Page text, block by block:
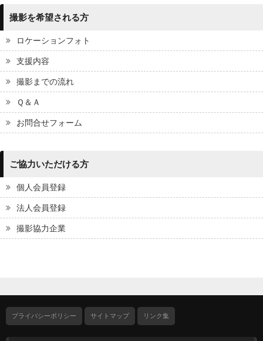
撮影を希望される方
ロケーションフォト
支援内容
撮影までの流れ
Ｑ＆Ａ
お問合せフォーム
ご協力いただける方
個人会員登録
法人会員登録
撮影協力企業
プライバシーポリシー サイトマップ リンク集